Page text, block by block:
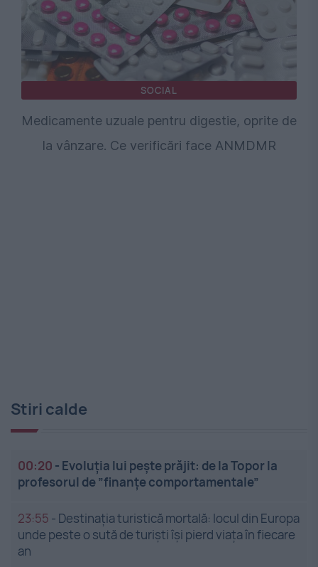
SOCIAL
Medicamente uzuale pentru digestie, oprite de
la vânzare. Ce verificări face ANMDMR
Stiri calde
00:20 - Evoluția lui pește prăjit: de la Topor la
profesorul de ”finanțe comportamentale”
23:55 - Destinația turistică mortală: locul din Europa
unde peste o sută de turiști își pierd viața în fiecare
an